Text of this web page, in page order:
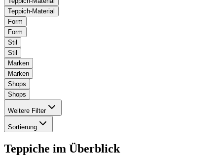
Teppich-Material
Form
Form
Stil
Stil
Marken
Marken
Shops
Shops
Weitere Filter
Sortierung
Teppiche im Überblick